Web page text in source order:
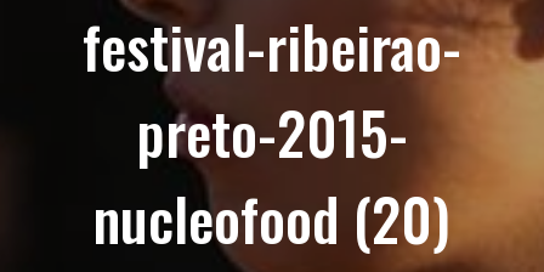
festival-ribeirao-
preto-2015-
nucleofood (20)